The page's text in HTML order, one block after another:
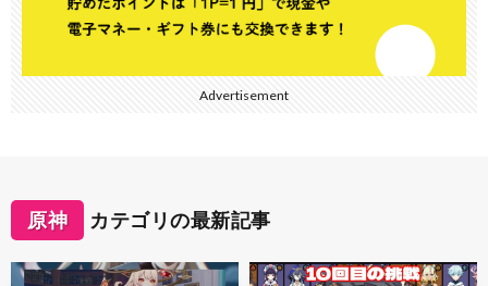
Advertisement
原神 カテゴリの最新記事